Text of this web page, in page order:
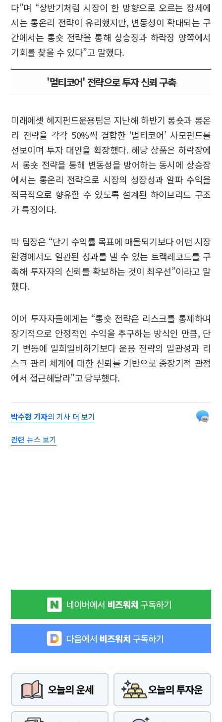
다”며 “상반기처럼 시장이 한 방향으로 오르는 장세에
서는 롱온리 전략이 유리했지만, 변동성이 확대되는 구
간에서는 롱숏 전략을 통해 상승장과 하락장 양쪽에서
기회를 찾을 수 있다”고 말했다.
'멀티코어' 전략으로 투자 신뢰 구축
미래에셋 헤지펀드운용팀은 지난해 하반기 롱숏과 롱온
리 전략을 각각 50%씩 결합한 ‘멀티코어’ 사모펀드를
선보이며 투자 대안을 확장했다. 해당 상품은 하락장에
서 롱숏 전략을 통해 변동성을 방어하는 동시에 상승장
에서는 롱온리 전략으로 시장의 성장성과 알파 수익을
적극적으로 향유할 수 있도록 설계된 하이브리드 구조
가 특징이다.
박 팀장은 “단기 수익률 목표에 매몰되기보다 어떤 시장
환경에서도 일관된 성과를 낼 수 있는 트랙레코드를 구
축해 투자자의 신뢰를 확보하는 것이 최우선”이라고 말
했다.
이어 투자자들에게는 “롱숏 전략은 리스크를 통제하며
장기적으로 안정적인 수익을 추구하는 방식인 만큼, 단
기 변동에 일희일비하기보다 운용 전략의 일관성과 리
스크 관리 체계에 대한 신뢰를 기반으로 중장기적 관점
에서 접근해달라”고 당부했다.
박수현 기자의 기사 더 보기
관련 뉴스 보기